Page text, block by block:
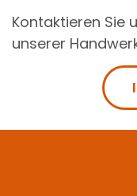
Kontaktieren Sie
unserer